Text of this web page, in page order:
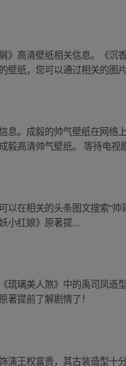
》高清壁纸相关信息。《
壁纸，您可以通过相关的图
息。成毅的帅气壁纸在网
毅高清帅气壁纸。 等待电视
以在相关的头条图文搜索“
小红娘》原著提...
琉璃美人煞》中的禹司凤
著提前了解剧情了！
演王权富贵，其古装造型